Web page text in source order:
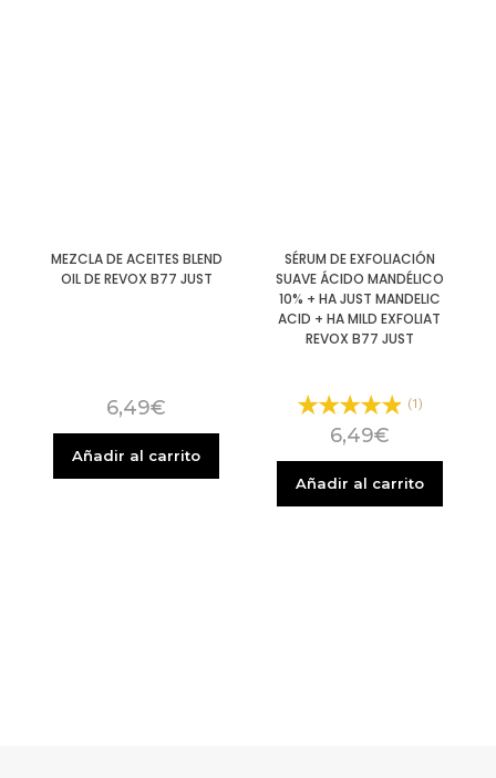
MEZCLA DE ACEITES BLEND
OIL DE REVOX B77 JUST
6,49€
Añadir al carrito
SÉRUM DE EXFOLIACIÓN
SUAVE ÁCIDO MANDÉLICO
10% + HA JUST MANDELIC
ACID + HA MILD EXFOLIAT
REVOX B77 JUST
(1)
6,49€
Añadir al carrito